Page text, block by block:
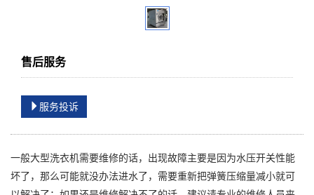
售后服务
服务投诉
一般大型洗衣机需要维修的话，出现故障主要是因为水压开关性能
坏了，那么可能就没办法进水了，需要重新把弹簧压缩量减小就可